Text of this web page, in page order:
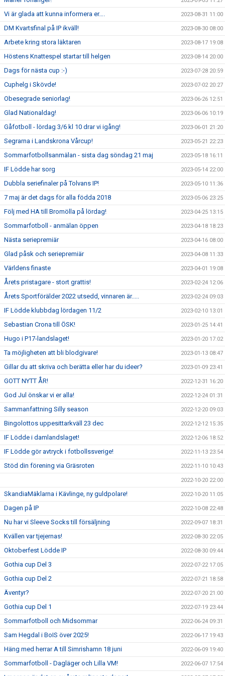
Vi är glada att kunna informera er…. 2023-08-31 11:00
DM Kvartsfinal på IP ikväll! 2023-08-30 08:00
Arbete kring stora läktaren 2023-08-17 19:08
Höstens Knattespel startar till helgen 2023-08-14 20:00
Dags för nästa cup :-) 2023-07-28 20:59
Cuphelg i Skövde! 2023-07-02 20:27
Obesegrade seniorlag! 2023-06-26 12:51
Glad Nationaldag! 2023-06-06 10:19
Gåfotboll - lördag 3/6 kl 10 drar vi igång! 2023-06-01 21:20
Segrarna i Landskrona Vårcup! 2023-05-21 22:23
Sommarfotbollsanmälan - sista dag söndag 21 maj 2023-05-18 16:11
IF Lödde har sorg 2023-05-14 22:00
Dubbla seriefinaler på Tolvans IP! 2023-05-10 11:36
7 maj är det dags för alla födda 2018 2023-05-06 23:25
Följ med HA till Bromölla på lördag! 2023-04-25 13:15
Sommarfotboll - anmälan öppen 2023-04-18 18:23
Nästa seriepremiär 2023-04-16 08:00
Glad påsk och seriepremiär 2023-04-08 11:33
Världens finaste 2023-04-01 19:08
Årets pristagare - stort grattis! 2023-02-24 12:06
Årets Sportförälder 2022 utsedd, vinnaren är..... 2023-02-24 09:03
IF Lödde klubbdag lördagen 11/2 2023-02-10 13:01
Sebastian Crona till ÖSK! 2023-01-25 14:41
Hugo i P17-landslaget! 2023-01-20 17:02
Ta möjligheten att bli blodgivare! 2023-01-13 08:47
Gillar du att skriva och berätta eller har du ideer? 2023-01-09 23:41
GOTT NYTT ÅR! 2022-12-31 16:20
God Jul önskar vi er alla! 2022-12-24 01:31
Sammanfattning Silly season 2022-12-20 09:03
Bingolottos uppesittarkväll 23 dec 2022-12-12 15:35
IF Lödde i damlandslaget! 2022-12-06 18:52
IF Lödde gör avtryck i fotbollssverige! 2022-11-13 23:54
Stöd din förening via Gräsroten 2022-11-10 10:43
2022-10-20 22:00
SkandiaMäklarna i Kävlinge, ny guldpolare! 2022-10-20 11:05
Dagen på IP 2022-10-08 22:48
Nu har vi Sleeve Socks till försäljning 2022-09-07 18:31
Kvällen var tjejernas! 2022-08-30 22:05
Oktoberfest Lödde IP 2022-08-30 09:44
Gothia cup Del 3 2022-07-22 17:05
Gothia cup Del 2 2022-07-21 18:58
Äventyr? 2022-07-20 21:00
Gothia cup Del 1 2022-07-19 23:44
Sommarfotboll och Midsommar 2022-06-24 09:31
Sam Hegdal i BoIS över 2025! 2022-06-17 19:43
Häng med herrar A till Simrishamn 18 juni 2022-06-09 19:40
Sommarfotboll - Dagläger och Lilla VM! 2022-06-07 17:54